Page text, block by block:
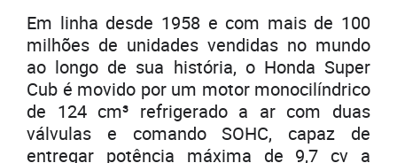
Em linha desde 1958 e com mais de 100
milhões de unidades vendidas no mundo
ao longo de sua história, o Honda Super
Cub é movido por um motor monocilíndrico
de 124 cm³ refrigerado a ar com duas
válvulas e comando SOHC, capaz de
entregar potência máxima de 9,7 cv a